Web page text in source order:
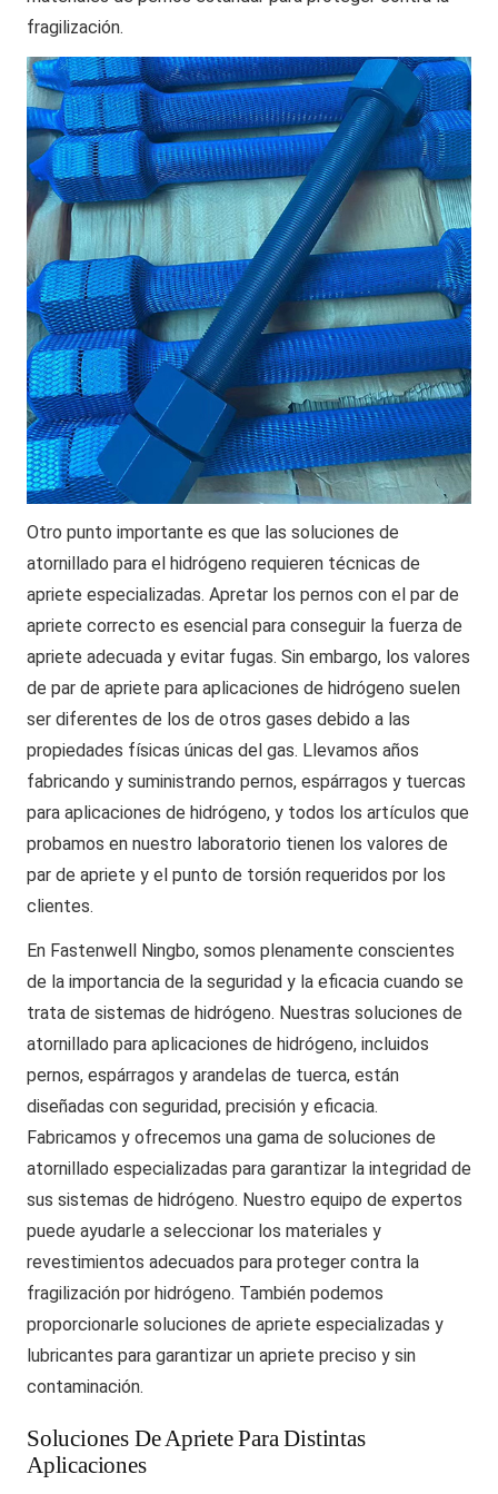
fragilización.
Otro punto importante es que las soluciones de
atornillado para el hidrógeno requieren técnicas de
apriete especializadas. Apretar los pernos con el par de
apriete correcto es esencial para conseguir la fuerza de
apriete adecuada y evitar fugas. Sin embargo, los valores
de par de apriete para aplicaciones de hidrógeno suelen
ser diferentes de los de otros gases debido a las
propiedades físicas únicas del gas. Llevamos años
fabricando y suministrando pernos, espárragos y tuercas
para aplicaciones de hidrógeno, y todos los artículos que
probamos en nuestro laboratorio tienen los valores de
par de apriete y el punto de torsión requeridos por los
clientes.
En Fastenwell Ningbo, somos plenamente conscientes
de la importancia de la seguridad y la eficacia cuando se
trata de sistemas de hidrógeno. Nuestras soluciones de
atornillado para aplicaciones de hidrógeno, incluidos
pernos, espárragos y arandelas de tuerca, están
diseñadas con seguridad, precisión y eficacia.
Fabricamos y ofrecemos una gama de soluciones de
atornillado especializadas para garantizar la integridad de
sus sistemas de hidrógeno. Nuestro equipo de expertos
puede ayudarle a seleccionar los materiales y
revestimientos adecuados para proteger contra la
fragilización por hidrógeno. También podemos
proporcionarle soluciones de apriete especializadas y
lubricantes para garantizar un apriete preciso y sin
contaminación.
Soluciones De Apriete Para Distintas
Aplicaciones